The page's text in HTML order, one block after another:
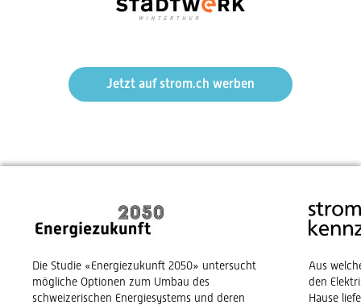
Jetzt auf strom.ch werben
Die Studie «Energiezukunft 2050» untersucht
mögliche Optionen zum Umbau des
schweizerischen Energiesystems und deren
Aus
den
Hause